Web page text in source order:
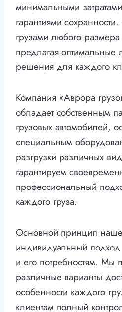
минимальными
гарантиями
грузами любого
предлагая оптимальные
решения для каждого
Компания «Аврора
обладает собственным
грузовых автомобилей,
специальным
разгрузки различных
гарантируем
профессиональный
каждого груза.
Основной принцип
индивидуальный
и его потребностям. Мы
различные варианты
особенности каждого
клиентам полный